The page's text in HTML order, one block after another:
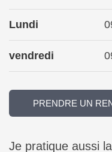
Lundi
vendredi
PRENDRE UN
Je pratique aussi